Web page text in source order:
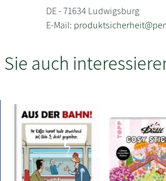
DE - 71634 Ludwigsburg
E-Mail:
auch